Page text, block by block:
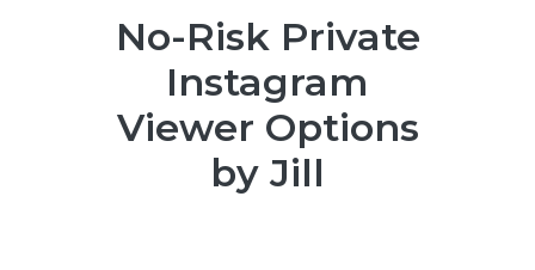
No-Risk Private
Instagram
Viewer Options
by Jill